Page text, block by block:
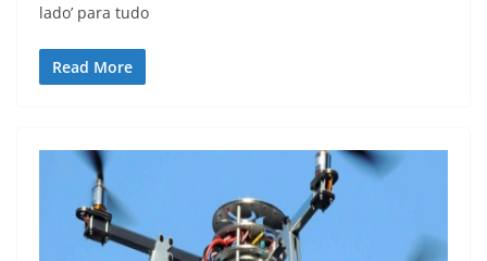
lado’ para tudo
Read More